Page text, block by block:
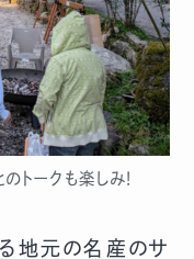
トークも楽しみ！
地元の名産のサ